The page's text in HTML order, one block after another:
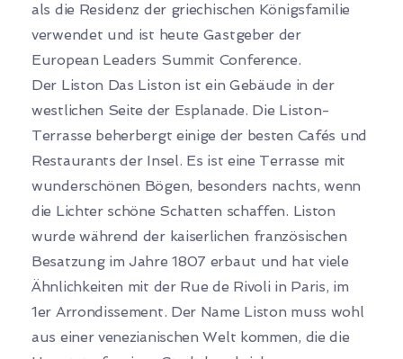
als die Residenz der griechischen Königsfamilie
verwendet und ist heute Gastgeber der
European Leaders Summit Conference.
Der Liston Das Liston ist ein Gebäude in der
westlichen Seite der Esplanade. Die Liston-
Terrasse beherbergt einige der besten Cafés und
Restaurants der Insel. Es ist eine Terrasse mit
wunderschönen Bögen, besonders nachts, wenn
die Lichter schöne Schatten schaffen. Liston
wurde während der kaiserlichen französischen
Besatzung im Jahre 1807 erbaut und hat viele
Ähnlichkeiten mit der Rue de Rivoli in Paris, im
1er Arrondissement. Der Name Liston muss wohl
aus einer venezianischen Welt kommen, die die